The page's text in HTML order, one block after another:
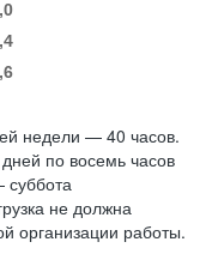
недели — 40 часов.
по восемь часов
не должна
организации работы.